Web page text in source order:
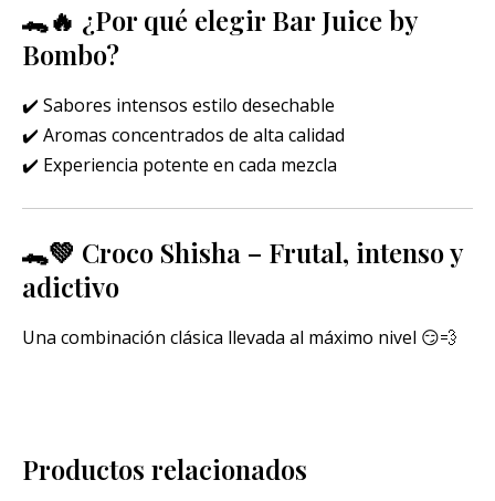
🐊🔥 ¿Por qué elegir Bar Juice by
Bombo?
✔️ Sabores intensos estilo desechable
✔️ Aromas concentrados de alta calidad
✔️ Experiencia potente en cada mezcla
🐊💚 Croco Shisha – Frutal, intenso y
adictivo
Una combinación clásica llevada al máximo nivel 😏💨
Productos relacionados